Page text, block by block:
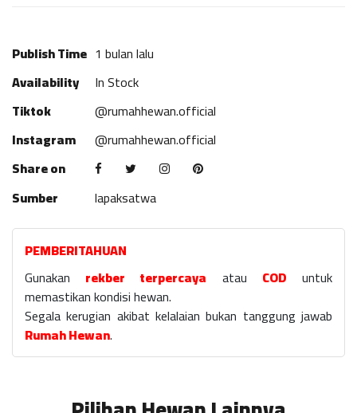
Publish Time 1 bulan lalu
Availability
In Stock
Tiktok
@rumahhewan.official
Instagram
@rumahhewan.official
Share on
Sumber
lapaksatwa
PEMBERITAHUAN
Gunakan rekber terpercaya atau COD untuk
memastikan kondisi hewan.
Segala kerugian akibat kelalaian bukan tanggung jawab
Rumah Hewan.